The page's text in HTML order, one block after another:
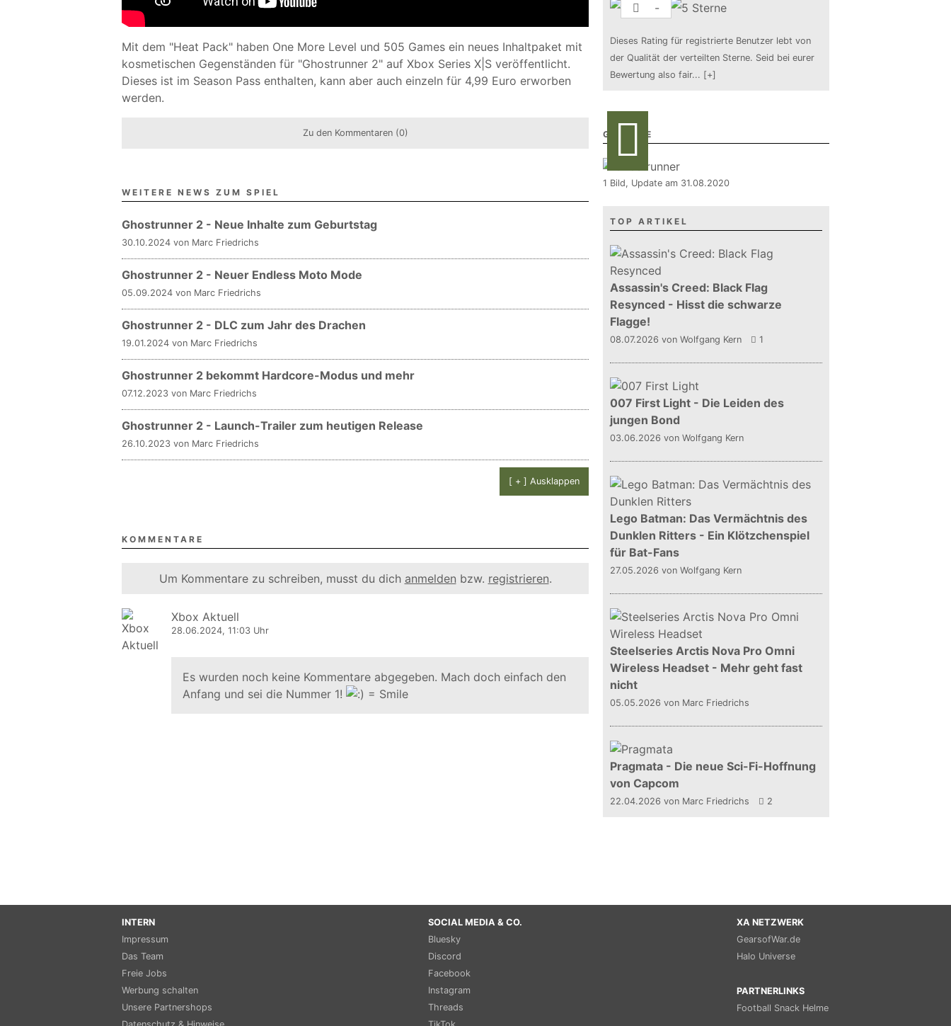
Mit dem "Heat Pack" haben One More Level und 505 Games ein neues Inhaltpaket mit
kosmetischen Gegenständen für "Ghostrunner 2" auf Xbox Series X|S veröffentlicht.
Dieses ist im Season Pass enthalten, kann aber auch einzeln für 4,99 Euro erworben
werden.
Zu den Kommentaren (0)
WEITERE NEWS ZUM SPIEL
Ghostrunner 2 - Neue Inhalte zum Geburtstag
30.10.2024 von Marc Friedrichs
Ghostrunner 2 - Neuer Endless Moto Mode
05.09.2024 von Marc Friedrichs
Ghostrunner 2 - DLC zum Jahr des Drachen
19.01.2024 von Marc Friedrichs
Ghostrunner 2 bekommt Hardcore-Modus und mehr
07.12.2023 von Marc Friedrichs
Ghostrunner 2 - Launch-Trailer zum heutigen Release
26.10.2023 von Marc Friedrichs
[ + ] Ausklappen
KOMMENTARE
Um Kommentare zu schreiben, musst du dich anmelden bzw. registrieren.
Xbox Aktuell
28.06.2024, 11:03 Uhr
Es wurden noch keine Kommentare abgegeben. Mach doch einfach den
Anfang und sei die Nummer 1!
-
Dieses Rating für registrierte Benutzer lebt von
der Qualität der verteilten Sterne. Seid bei eurer
Bewertung also fair... [+]
GALERIE
1 Bild, Update am 31.08.2020
TOP ARTIKEL
Assassin's Creed: Black Flag
Resynced - Hisst die schwarze
Flagge!
08.07.2026 von Wolfgang Kern 1
007 First Light - Die Leiden des
jungen Bond
03.06.2026 von Wolfgang Kern
Lego Batman: Das Vermächtnis des
Dunklen Ritters - Ein Klötzchenspiel
für Bat-Fans
27.05.2026 von Wolfgang Kern
Steelseries Arctis Nova Pro Omni
Wireless Headset - Mehr geht fast
nicht
05.05.2026 von Marc Friedrichs
Pragmata - Die neue Sci-Fi-Hoffnung
von Capcom
22.04.2026 von Marc Friedrichs 2
INTERN
Impressum
Das Team
Freie Jobs
Werbung schalten
Unsere Partnershops
SOCIAL MEDIA & CO.
Bluesky
Discord
Facebook
Instagram
Threads
XA NETZWERK
GearsofWar.de
Halo Universe
PARTNERLINKS
Football Snack Helme